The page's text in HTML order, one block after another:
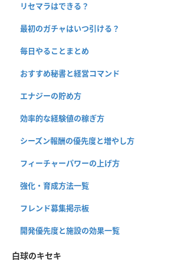
リセマラはできる？
最初のガチャはいつ引ける？
毎日やることまとめ
おすすめ秘書と経営コマンド
エナジーの貯め方
効率的な経験値の稼ぎ方
シーズン報酬の優先度と増やし方
フィーチャーパワーの上げ方
強化・育成方法一覧
フレンド募集掲示板
開発優先度と施設の効果一覧
白球のキセキ